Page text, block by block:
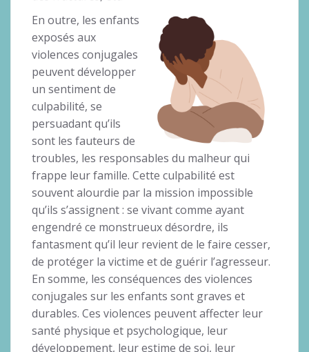
En outre, les enfants
exposés aux
violences conjugales
peuvent développer
un sentiment de
culpabilité, se
persuadant qu’ils
sont les fauteurs de
troubles, les responsables du malheur qui
frappe leur famille. Cette culpabilité est
souvent alourdie par la mission impossible
qu’ils s’assignent : se vivant comme ayant
engendré ce monstrueux désordre, ils
fantasment qu’il leur revient de le faire cesser,
de protéger la victime et de guérir l’agresseur.
En somme, les conséquences des violences
conjugales sur les enfants sont graves et
durables. Ces violences peuvent affecter leur
santé physique et psychologique, leur
développement, leur estime de soi, leur